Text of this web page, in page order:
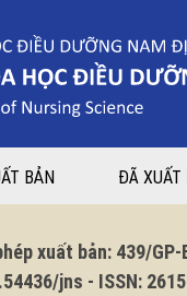
BẢN ĐÃ XUẤT
bản: 439/GP-
- ISSN: 2615-